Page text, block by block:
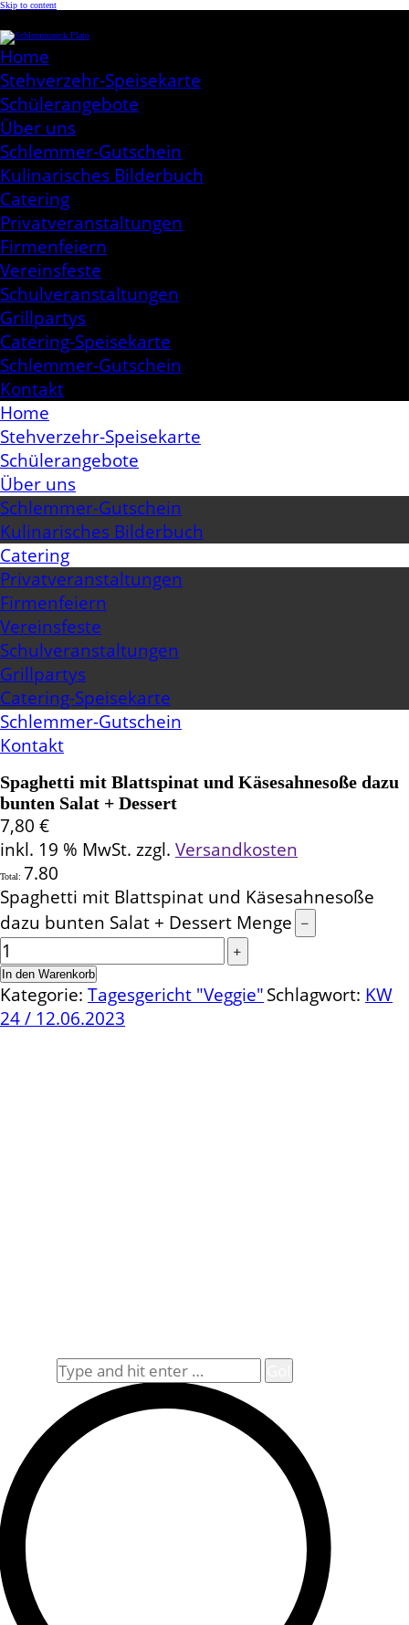
Skip to content
Home
Stehverzehr-Speisekarte
Schülerangebote
Über uns
Schlemmer-Gutschein
Kulinarisches Bilderbuch
Catering
Privatveranstaltungen
Firmenfeiern
Vereinsfeste
Schulveranstaltungen
Grillpartys
Catering-Speisekarte
Schlemmer-Gutschein
Kontakt
Home
Stehverzehr-Speisekarte
Schülerangebote
Über uns
Schlemmer-Gutschein
Kulinarisches Bilderbuch
Catering
Privatveranstaltungen
Firmenfeiern
Vereinsfeste
Schulveranstaltungen
Grillpartys
Catering-Speisekarte
Schlemmer-Gutschein
Kontakt
Spaghetti mit Blattspinat und Käsesahnesoße dazu
bunten Salat + Dessert
7,80 €
inkl. 19 % MwSt. zzgl. Versandkosten
Total: 7.80
Spaghetti mit Blattspinat und Käsesahnesoße
dazu bunten Salat + Dessert Menge
In den Warenkorb
Kategorie: Tagesgericht "Veggie"Schlagwort: KW
24 / 12.06.2023